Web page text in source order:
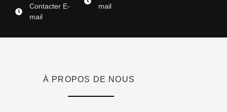
Contacter E-
mail
mail
À PROPOS DE NOUS